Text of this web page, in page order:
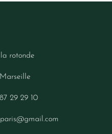
rotonde
29 29 10